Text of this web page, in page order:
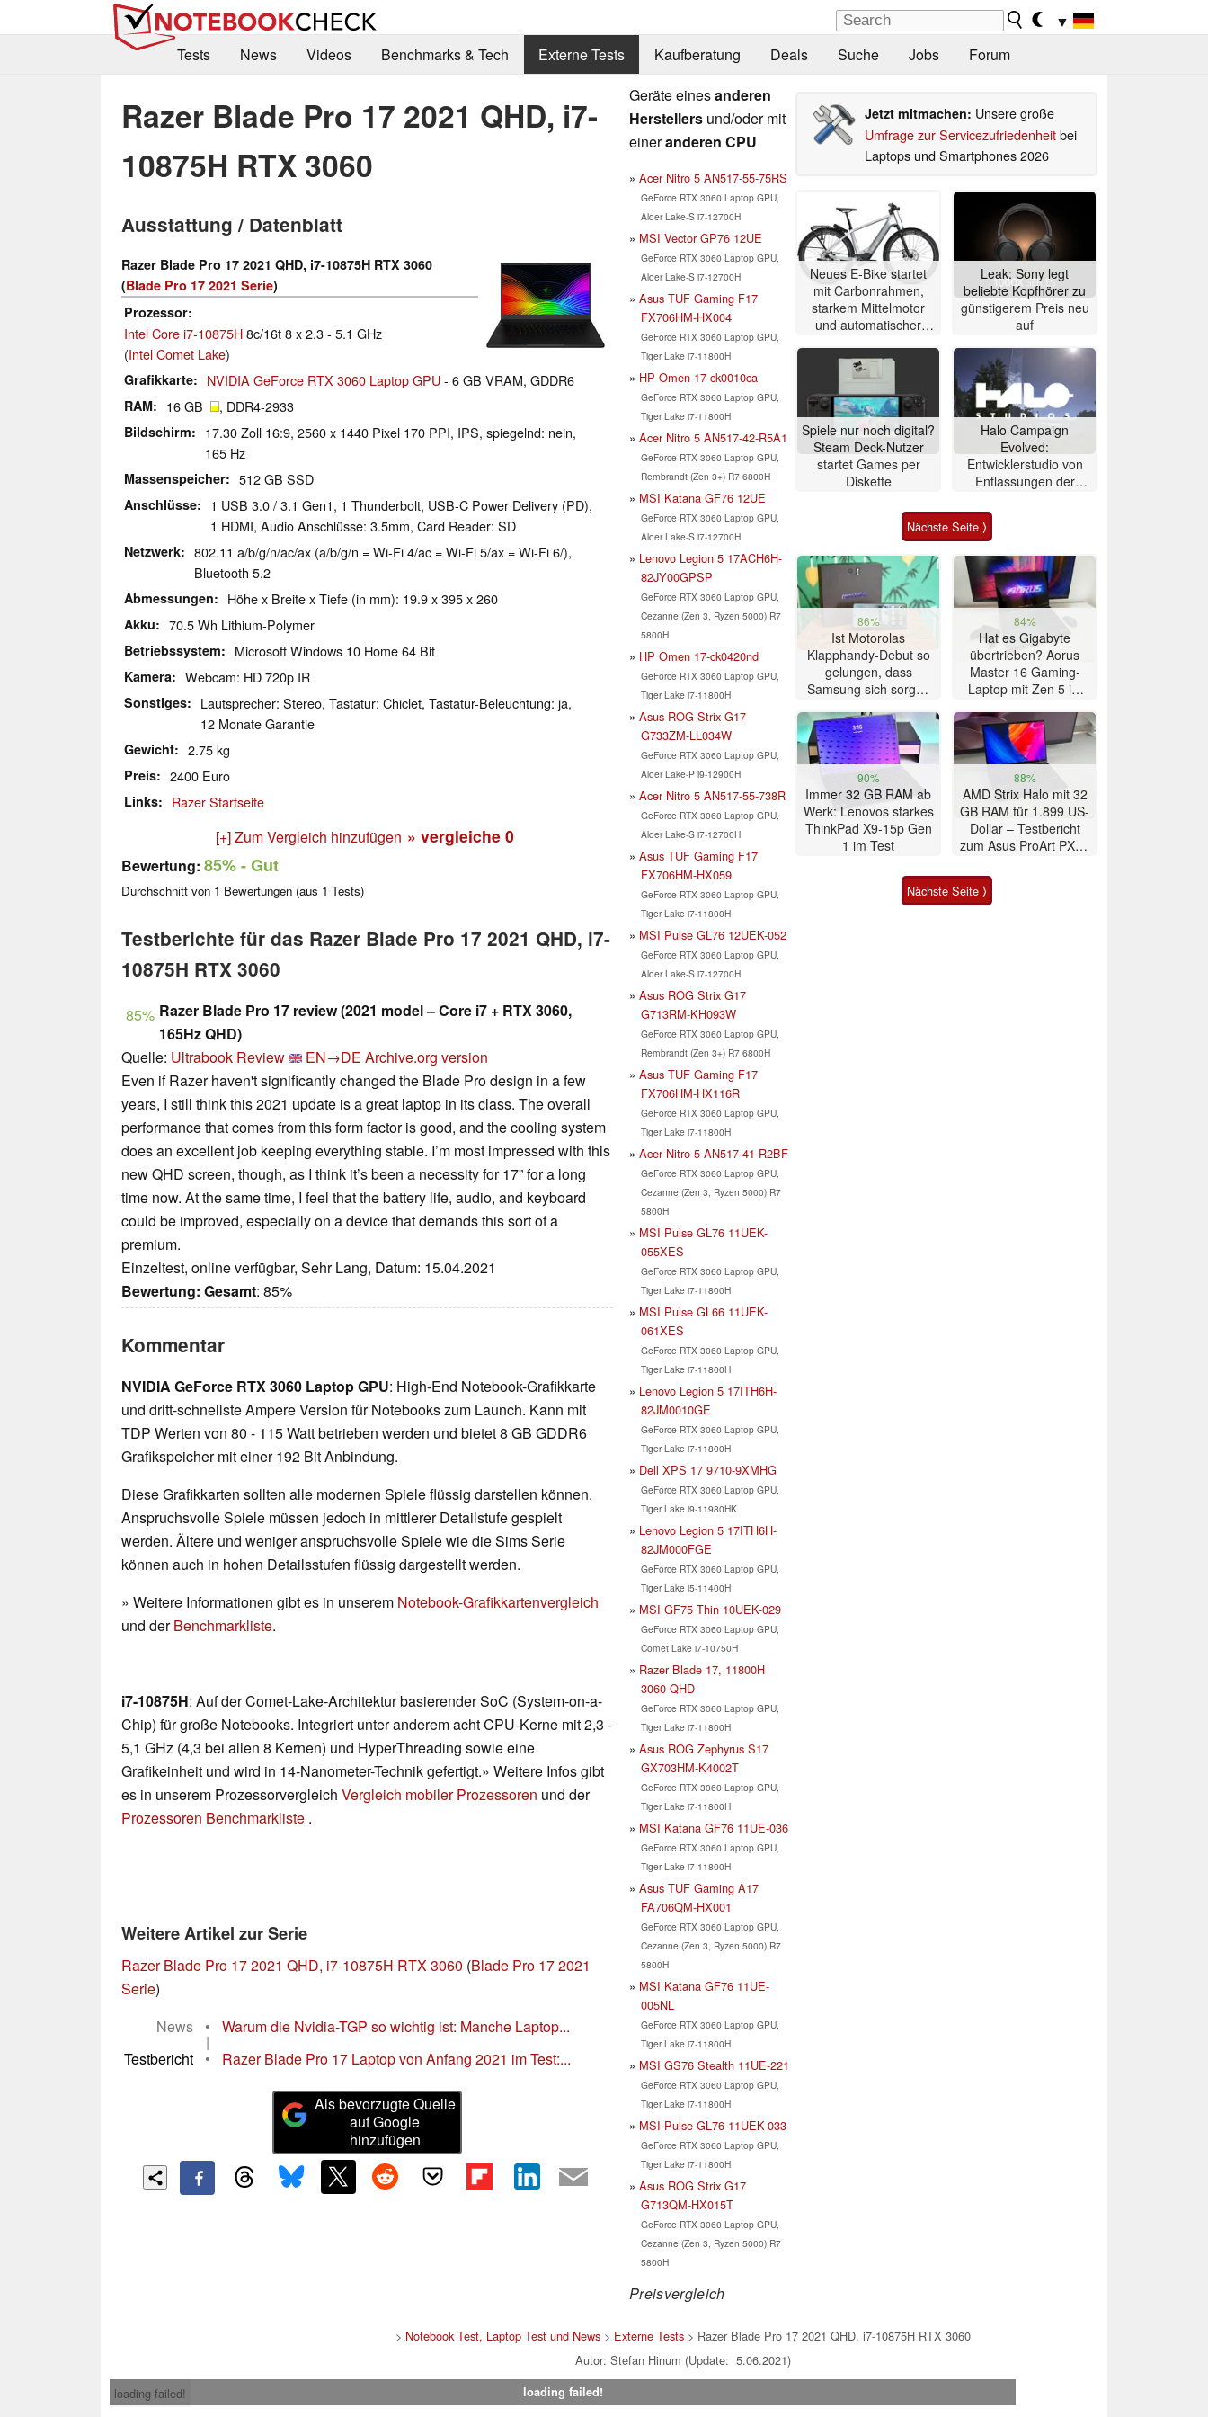
▼
Tests
News Videos Benchmarks & Tech Externe Tests Kaufberatung Deals Suche Jobs Forum
Razer Blade Pro 17 2021 QHD, i7-
10875H RTX 3060
Ausstattung / Datenblatt
Razer Blade Pro 17 2021 QHD, i7-10875H RTX 3060
(Blade Pro 17 2021 Serie)
Prozessor
Intel Core i7-10875H8c/16t 8 x 2.3 - 5.1 GHz
(Intel Comet Lake)
Grafikkarte NVIDIA GeForce RTX 3060 Laptop GPU- 6 GB VRAM, GDDR6
RAM 16 GB , DDR4-2933
Bildschirm
17.30 Zoll 16:9, 2560 x 1440 Pixel 170 PPI, IPS, spiegelnd: nein,
165 Hz
Massenspeicher 512 GB SSD
Anschlüsse
1 USB 3.0 / 3.1 Gen1, 1 Thunderbolt, USB-C Power Delivery (PD),
1 HDMI, Audio Anschlüsse: 3.5mm, Card Reader: SD
Netzwerk
802.11 a/b/g/n/ac/ax (a/b/g/n = Wi-Fi 4/ac = Wi-Fi 5/ax = Wi-Fi 6/),
Bluetooth 5.2
Abmessungen Höhe x Breite x Tiefe (in mm): 19.9 x 395 x 260
Akku 70.5 Wh Lithium-Polymer
Betriebssystem Microsoft Windows 10 Home 64 Bit
Kamera Webcam: HD 720p IR
Sonstiges
Lautsprecher: Stereo, Tastatur: Chiclet, Tastatur-Beleuchtung: ja,
12 Monate Garantie
Gewicht 2.75 kg
Preis 2400 Euro
Links Razer Startseite
[+] Zum Vergleich hinzufügen » vergleiche 0
Bewertung: 85%- Gut
Durchschnitt von 1 Bewertungen (aus 1 Tests)
Testberichte für das Razer Blade Pro 17 2021 QHD, i7-
10875H RTX 3060
85% Razer Blade Pro 17 review (2021 model – Core i7 + RTX 3060,
165Hz QHD)
Quelle: Ultrabook Review EN→DE Archive.org version
Even if Razer haven't significantly changed the Blade Pro design in a few
years, I still think this 2021 update is a great laptop in its class. The overall
performance that comes from this form factor is good, and the cooling system
does an excellent job keeping everything stable. I’m most impressed with this
new QHD screen, though, as I think it’s been a necessity for 17” for a long
time now. At the same time, I feel that the battery life, audio, and keyboard
could be improved, especially on a device that demands this sort of a
premium.
Einzeltest, online verfügbar, Sehr Lang, Datum: 15.04.2021
Bewertung: Gesamt: 85%
Kommentar
NVIDIA GeForce RTX 3060 Laptop GPU: High-End Notebook-Grafikkarte
und dritt-schnellste Ampere Version für Notebooks zum Launch. Kann mit
TDP Werten von 80 - 115 Watt betrieben werden und bietet 8 GB GDDR6
Grafikspeicher mit einer 192 Bit Anbindung.
Diese Grafikkarten sollten alle modernen Spiele flüssig darstellen können.
Anspruchsvolle Spiele müssen jedoch in mittlerer Detailstufe gespielt
werden. Ältere und weniger anspruchsvolle Spiele wie die Sims Serie
können auch in hohen Detailsstufen flüssig dargestellt werden.
» Weitere Informationen gibt es in unserem Notebook-Grafikkartenvergleich
und derBenchmarkliste.
i7-10875H: Auf der Comet-Lake-Architektur basierender SoC (System-on-a-
Chip) für große Notebooks. Integriert unter anderem acht CPU-Kerne mit 2,3 -
5,1 GHz (4,3 bei allen 8 Kernen) und HyperThreading sowie eine
Grafikeinheit und wird in 14-Nanometer-Technik gefertigt.» Weitere Infos gibt
es in unserem Prozessorvergleich Vergleich mobiler Prozessoren und der
Prozessoren Benchmarkliste .
Weitere Artikel zur Serie
Razer Blade Pro 17 2021 QHD, i7-10875H RTX 3060 (Blade Pro 17 2021
Serie)
News
• Warum die Nvidia-TGP so wichtig ist: Manche Laptop...
|
Testbericht
• Razer Blade Pro 17 Laptop von Anfang 2021 im Test:...
Als bevorzugte Quelle
auf Google
hinzufügen
Geräte einesanderen
Herstellers und/oder mit
eineranderen CPU
Acer Nitro 5 AN517-55-75RS
GeForce RTX 3060 Laptop GPU,
Alder Lake-S i7-12700H
MSI Vector GP76 12UE
GeForce RTX 3060 Laptop GPU,
Alder Lake-S i7-12700H
Asus TUF Gaming F17
FX706HM-HX004
GeForce RTX 3060 Laptop GPU,
Tiger Lake i7-11800H
HP Omen 17-ck0010ca
GeForce RTX 3060 Laptop GPU,
Tiger Lake i7-11800H
Acer Nitro 5 AN517-42-R5A1
GeForce RTX 3060 Laptop GPU,
Rembrandt (Zen 3+) R7 6800H
MSI Katana GF76 12UE
GeForce RTX 3060 Laptop GPU,
Alder Lake-S i7-12700H
Lenovo Legion 5 17ACH6H-
82JY00GPSP
GeForce RTX 3060 Laptop GPU,
Cezanne (Zen 3, Ryzen 5000) R7
5800H
HP Omen 17-ck0420nd
GeForce RTX 3060 Laptop GPU,
Tiger Lake i7-11800H
Asus ROG Strix G17
G733ZM-LL034W
GeForce RTX 3060 Laptop GPU,
Alder Lake-P i9-12900H
Acer Nitro 5 AN517-55-738R
GeForce RTX 3060 Laptop GPU,
Alder Lake-S i7-12700H
Asus TUF Gaming F17
FX706HM-HX059
GeForce RTX 3060 Laptop GPU,
Tiger Lake i7-11800H
MSI Pulse GL76 12UEK-052
GeForce RTX 3060 Laptop GPU,
Alder Lake-S i7-12700H
Asus ROG Strix G17
G713RM-KH093W
GeForce RTX 3060 Laptop GPU,
Rembrandt (Zen 3+) R7 6800H
Asus TUF Gaming F17
FX706HM-HX116R
GeForce RTX 3060 Laptop GPU,
Tiger Lake i7-11800H
Acer Nitro 5 AN517-41-R2BF
GeForce RTX 3060 Laptop GPU,
Cezanne (Zen 3, Ryzen 5000) R7
5800H
MSI Pulse GL76 11UEK-
055XES
GeForce RTX 3060 Laptop GPU,
Tiger Lake i7-11800H
MSI Pulse GL66 11UEK-
061XES
GeForce RTX 3060 Laptop GPU,
Tiger Lake i7-11800H
Lenovo Legion 5 17ITH6H-
82JM0010GE
GeForce RTX 3060 Laptop GPU,
Tiger Lake i7-11800H
Dell XPS 17 9710-9XMHG
GeForce RTX 3060 Laptop GPU,
Tiger Lake i9-11980HK
Lenovo Legion 5 17ITH6H-
82JM000FGE
GeForce RTX 3060 Laptop GPU,
Tiger Lake i5-11400H
MSI GF75 Thin 10UEK-029
GeForce RTX 3060 Laptop GPU,
Comet Lake i7-10750H
Razer Blade 17, 11800H
3060 QHD
GeForce RTX 3060 Laptop GPU,
Tiger Lake i7-11800H
Asus ROG Zephyrus S17
GX703HM-K4002T
GeForce RTX 3060 Laptop GPU,
Tiger Lake i7-11800H
MSI Katana GF76 11UE-036
GeForce RTX 3060 Laptop GPU,
Tiger Lake i7-11800H
Asus TUF Gaming A17
FA706QM-HX001
GeForce RTX 3060 Laptop GPU,
Cezanne (Zen 3, Ryzen 5000) R7
5800H
MSI Katana GF76 11UE-
005NL
GeForce RTX 3060 Laptop GPU,
Tiger Lake i7-11800H
MSI GS76 Stealth 11UE-221
GeForce RTX 3060 Laptop GPU,
Tiger Lake i7-11800H
MSI Pulse GL76 11UEK-033
GeForce RTX 3060 Laptop GPU,
Tiger Lake i7-11800H
Asus ROG Strix G17
G713QM-HX015T
GeForce RTX 3060 Laptop GPU,
Cezanne (Zen 3, Ryzen 5000) R7
5800H
Preisvergleich
Jetzt mitmachen: Unsere große
Umfrage zur Servicezufriedenheitbei
Laptops und Smartphones 2026
Neues E-Bike startet
mit Carbonrahmen,
starkem Mittelmotor
und automatischer
Leak: Sony legt
beliebte Kopfhörer zu
günstigerem Preis neu
auf
Spiele nur noch digital?
Steam Deck-Nutzer
startet Games per
Diskette
Halo Campaign
Evolved:
Entwicklerstudio von
Entlassungen der
Nächste Seite ⟩
86%
Ist Motorolas
Klapphandy-Debut so
gelungen, dass
Samsung sich sorgen
Smartphone im Test
84%
Hat es Gigabyte
übertrieben? Aorus
Master 16 Gaming-
Laptop mit Zen 5 im
90%
Immer 32 GB RAM ab
Werk: Lenovos starkes
ThinkPad X9-15p Gen
1 im Test
88%
AMD Strix Halo mit 32
GB RAM für 1.899 US-
Dollar – Testbericht
zum Asus ProArt PX13
Nächste Seite ⟩
> Notebook Test, Laptop Test und News > Externe Tests > Razer Blade Pro 17 2021 QHD, i7-10875H RTX 3060
Autor: Stefan Hinum (Update: 5.06.2021)
loading failed!
loading failed!